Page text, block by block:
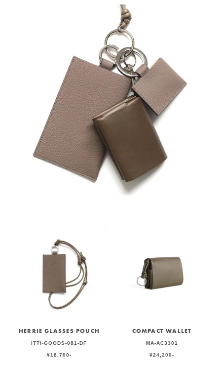
HERRIE GLASSES POUCH
ITTI-GOODS-081-DF
¥18,700-
COMPACT WALLET
MA-AC3301
¥24,200-